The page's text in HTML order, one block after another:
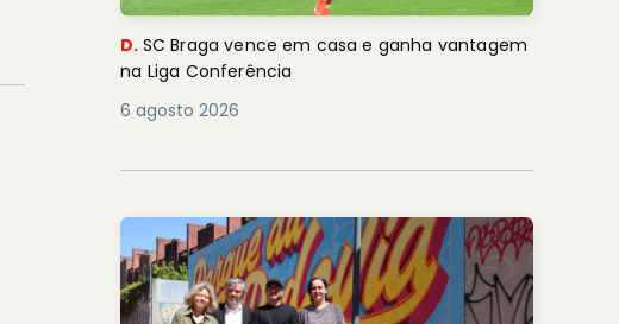
D. SC Braga vence em casa e ganha vantagem
na Liga Conferência
6 agosto 2026